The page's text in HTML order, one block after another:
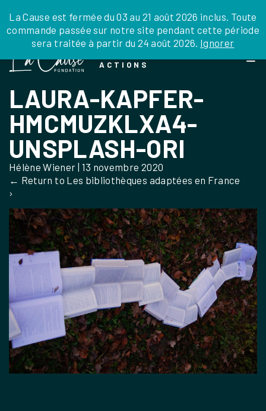
to
the
La Cause est fermée du 03 au 21 août 2026 inclus. Toute
commande passée sur notre site pendant cette période
sera traitée à partir du 24 août 2026. Ignorer
JE DONNE JE PARRAINE NOUS SOUTENIR
DEPUIS LA FRANCE
DEPUIS L’INTERNATIONAL
EN TANT QU’ORGANISATION
LEGS, LIBÉRALITÉS
0 ARTICLE
ACTIONS
LAURA-KAPFER-
HMCMUZKLXA4-
UNSPLASH-ORI
Hélène Wiener | 13 novembre 2020
← Return to Les bibliothèques adaptées en France
›